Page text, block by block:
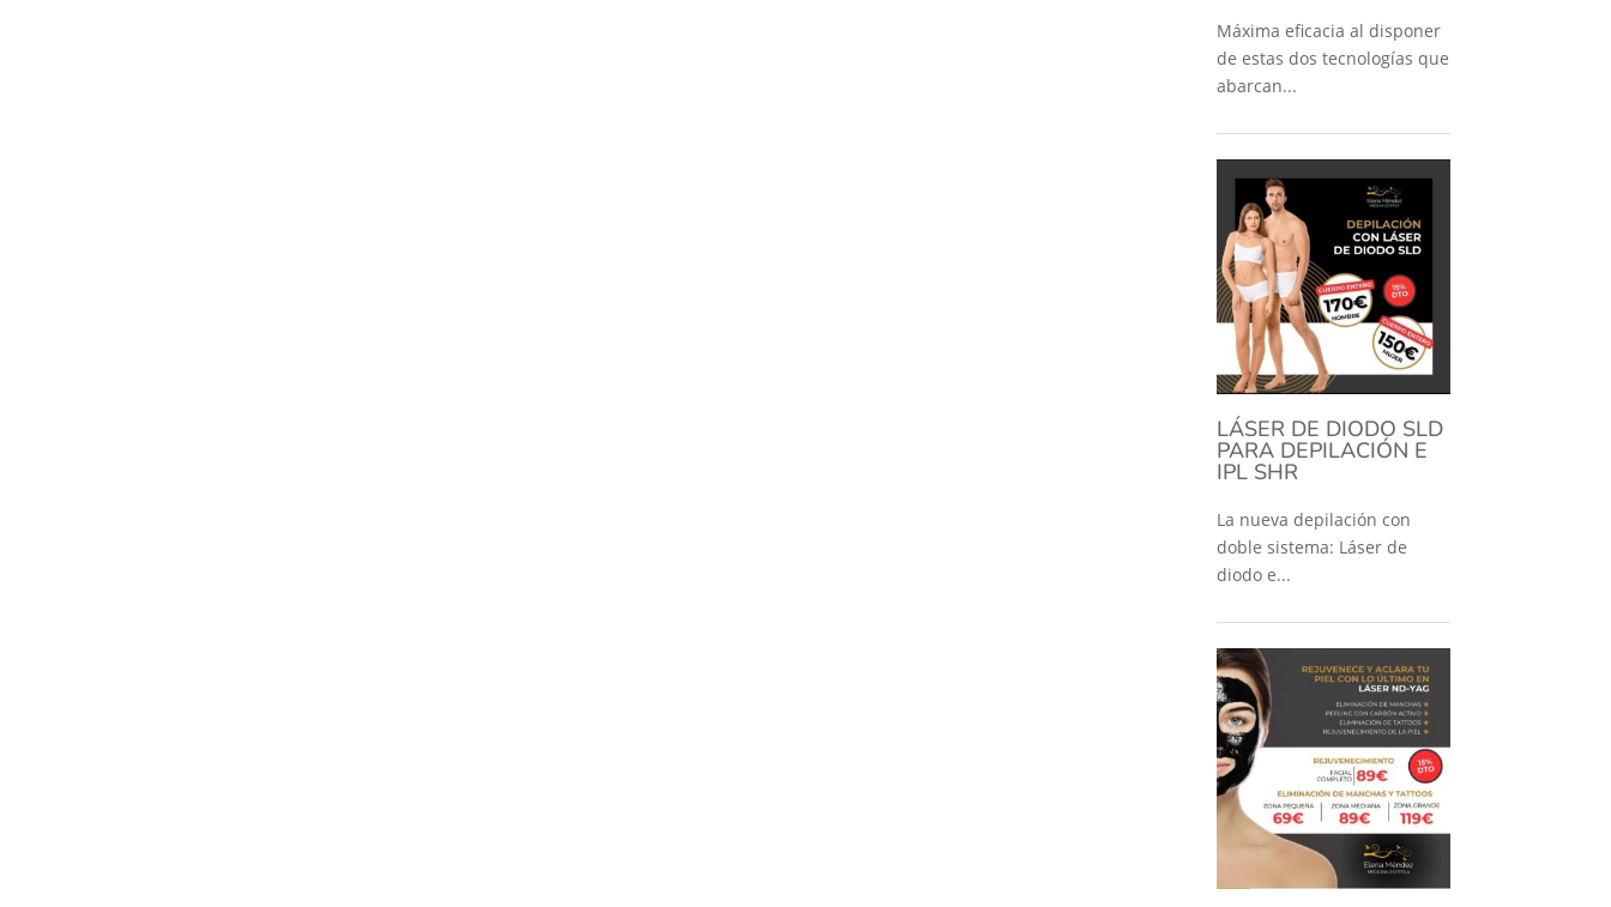
Máxima eficacia al disponer
de estas dos tecnologías que
abarcan...
LÁSER DE DIODO SLD
PARA DEPILACIÓN E
IPL SHR
La nueva depilación con
doble sistema: Láser de
diodo e...